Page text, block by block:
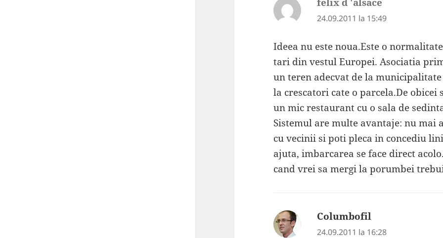
felix d 'alsace
24.09.2011 la 15:49
Ideea nu este noua.Este o
tari din vestul Europei. Asociatia
un teren adecvat de la
la crescatori cate o parcela.De obicei
un mic restaurant cu o sala de
Sistemul are multe avantaje: nu mai
cu vecinii si poti pleca in concediu
ajuta, imbarcarea se face direct
cand vrei sa mergi la porumbei
Columbofil
24.09.2011 la 16:28